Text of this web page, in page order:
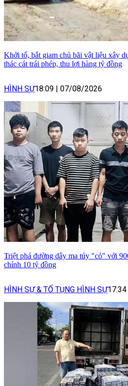
Khởi tố, bắt giam chủ bãi vật liệu xây
thác cát trái phép, thu lợi hàng tỷ đồng
HÌNH SỰ18:09 | 07/08/2026
Triệt phá đường dây ma túy "cỏ" với
chính 10 tỷ đồng
HÌNH SỰ & TỐ TỤNG HÌNH SỰ17:34